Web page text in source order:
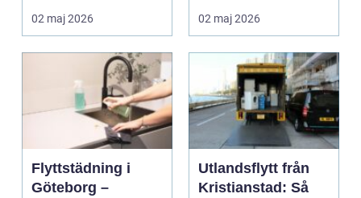
driftsäkra sätten att
värma villor och ...
02 maj 2026
tidseffektivt och eko...
02 maj 2026
Flyttstädning i
Göteborg –
Utlandsflytt från
Kristianstad: Så